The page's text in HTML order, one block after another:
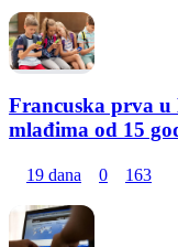
Francuska prva u
mlađima od 15
19 dana 0 163